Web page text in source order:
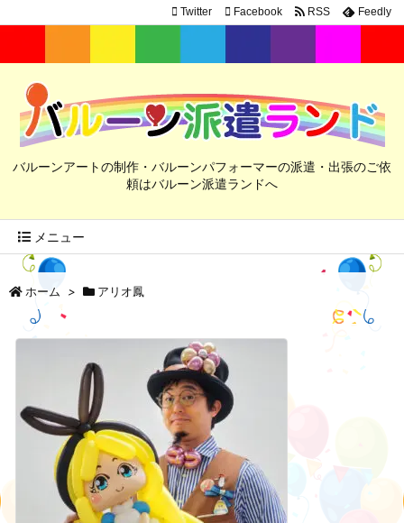
バルーンアートの制作・バルーンパフォーマーの派遣・出張のご依
頼はバルーン派遣ランドへ
メニュー
Twitter Facebook RSS Feedly
ホーム > アリオ鳳